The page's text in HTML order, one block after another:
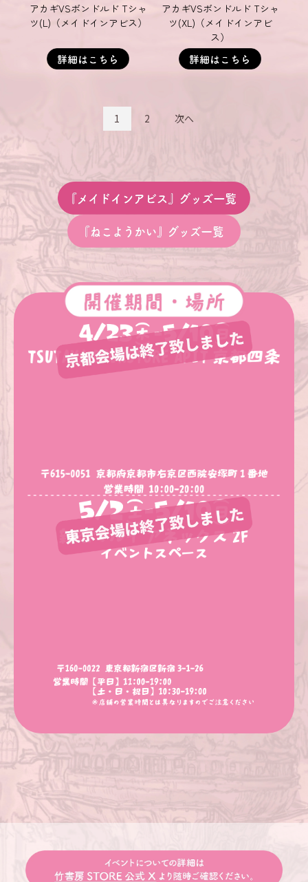
アカギVSボンドルド Tシャ
ツ(L)（メイドインアビス）
アカギVSボンドルド Tシャ
ツ(XL)（メイドインアビ
ス）
1 2 次へ